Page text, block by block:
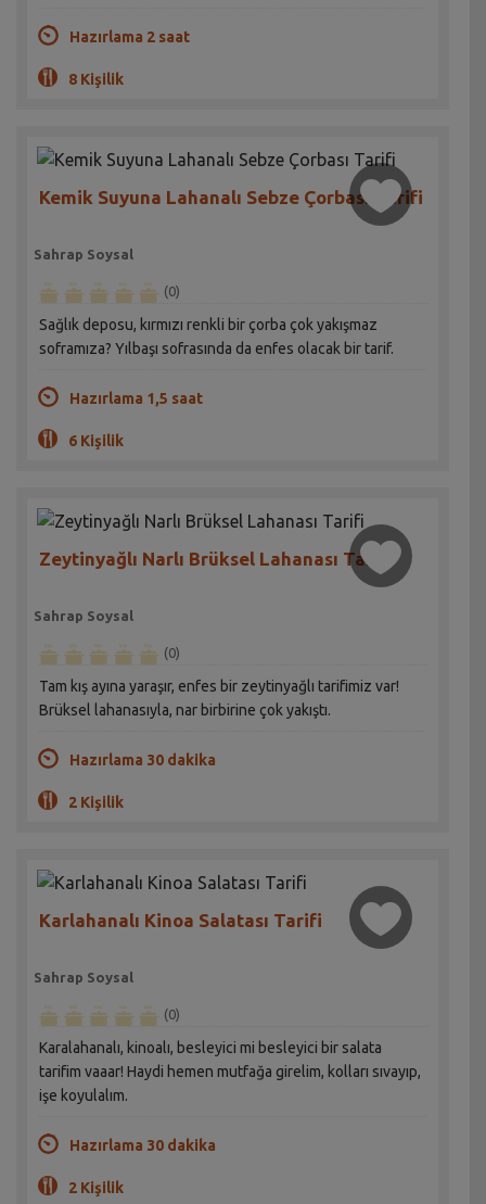
Hazırlama 2 saat
8 Kişilik
Kemik Suyuna Lahanalı Sebze Çorbası Tarifi
Sahrap Soysal
(0)
Sağlık deposu, kırmızı renkli bir çorba çok yakışmaz
soframıza? Yılbaşı sofrasında da enfes olacak bir tarif.
Hazırlama 1,5 saat
6 Kişilik
Zeytinyağlı Narlı Brüksel Lahanası Tarifi
Sahrap Soysal
(0)
Tam kış ayına yaraşır, enfes bir zeytinyağlı tarifimiz var!
Brüksel lahanasıyla, nar birbirine çok yakıştı.
Hazırlama 30 dakika
2 Kişilik
Karlahanalı Kinoa Salatası Tarifi
Sahrap Soysal
(0)
Karalahanalı, kinoalı, besleyici mi besleyici bir salata
tarifim vaaar! Haydi hemen mutfağa girelim, kolları sıvayıp,
işe koyulalım.
Hazırlama 30 dakika
2 Kişilik